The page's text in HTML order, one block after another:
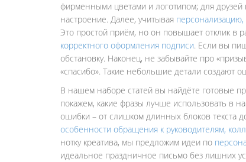
фирменными цветами и логотипом; для друзей
настроение. Далее, учитывая персонализацию,
Это простой приём, но он повышает отклик в
корректного оформления подписи. Если вы
обстановку. Наконец, не забывайте про
«спасибо». Такие небольшие детали создают
В нашем наборе статей вы найдёте готовые
покажем, какие фразы лучше использовать в
ошибки – от слишком длинных блоков текста
особенности обращения к руководителям,
нотку креатива, мы предложим идеи по
идеальное праздничное письмо без лишних